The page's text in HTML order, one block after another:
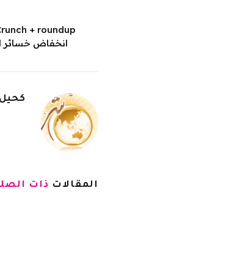
انخفاض خسائر
كحيل
المقالات ذات